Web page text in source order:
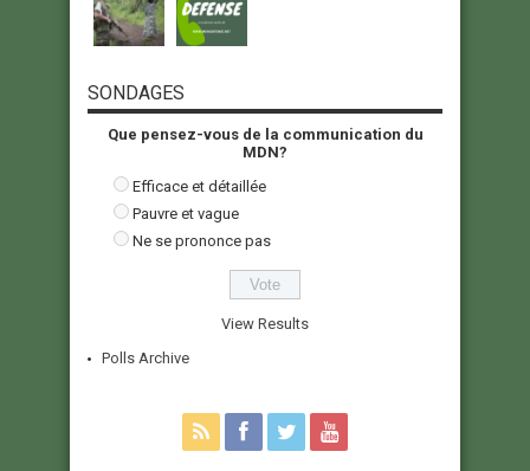
SONDAGES
Que pensez-vous de la communication du
MDN?
Efficace et détaillée
Pauvre et vague
Ne se prononce pas
View Results
Polls Archive